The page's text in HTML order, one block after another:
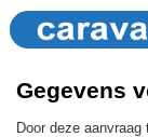
Gegevens
Door deze